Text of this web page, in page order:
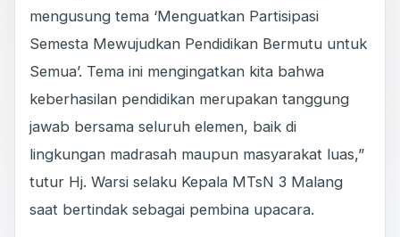
mengusung tema ‘Menguatkan Partisipasi
Semesta Mewujudkan Pendidikan Bermutu untuk
Semua’. Tema ini mengingatkan kita bahwa
keberhasilan pendidikan merupakan tanggung
jawab bersama seluruh elemen, baik di
lingkungan madrasah maupun masyarakat luas,”
tutur Hj. Warsi selaku Kepala MTsN 3 Malang
saat bertindak sebagai pembina upacara.